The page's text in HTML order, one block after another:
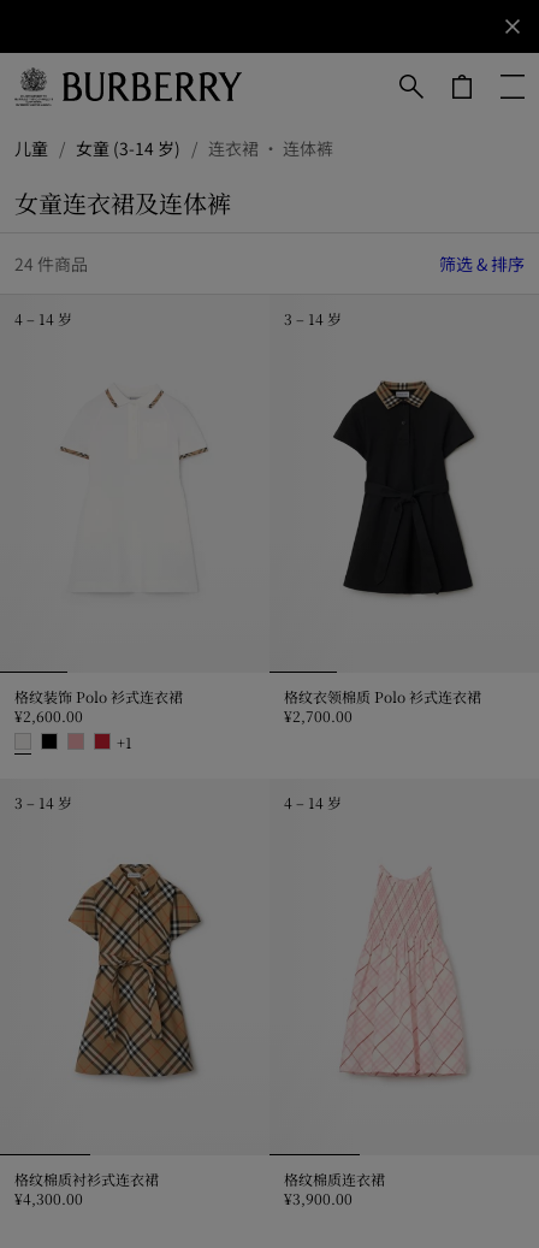
订阅获取
Burberry
品牌资
儿童 / 女童 (3-14 岁) / 连衣裙 · 连体裤
女童连衣裙及连体裤
24 件商品 筛选 & 排序
4 – 14 岁
格纹装饰 Polo 衫式连衣裙
¥2,600.00
+1
3 – 14 岁
格纹衣领棉质 Polo 衫式连衣裙
¥2,700.00
3 – 14 岁
格纹棉质衬衫式连衣裙
¥4,300.00
4 – 14 岁
格纹棉质连衣裙
¥3,900.00